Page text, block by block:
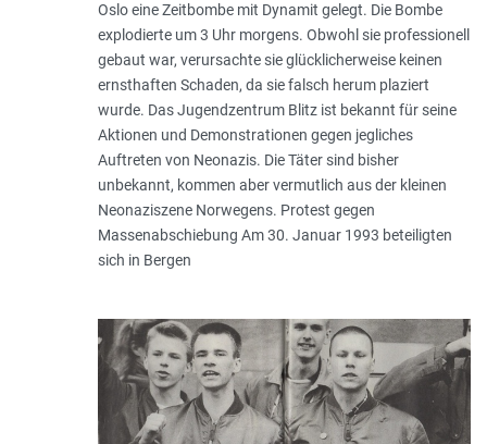
Oslo eine Zeitbombe mit Dynamit gelegt. Die Bombe
explodierte um 3 Uhr morgens. Obwohl sie professionell
gebaut war, verursachte sie glücklicherweise keinen
ernsthaften Schaden, da sie falsch herum plaziert
wurde. Das Jugendzentrum Blitz ist bekannt für seine
Aktionen und Demonstrationen gegen jegliches
Auftreten von Neonazis. Die Täter sind bisher
unbekannt, kommen aber vermutlich aus der kleinen
Neonaziszene Norwegens. Protest gegen
Massenabschiebung Am 30. Januar 1993 beteiligten
sich in Bergen